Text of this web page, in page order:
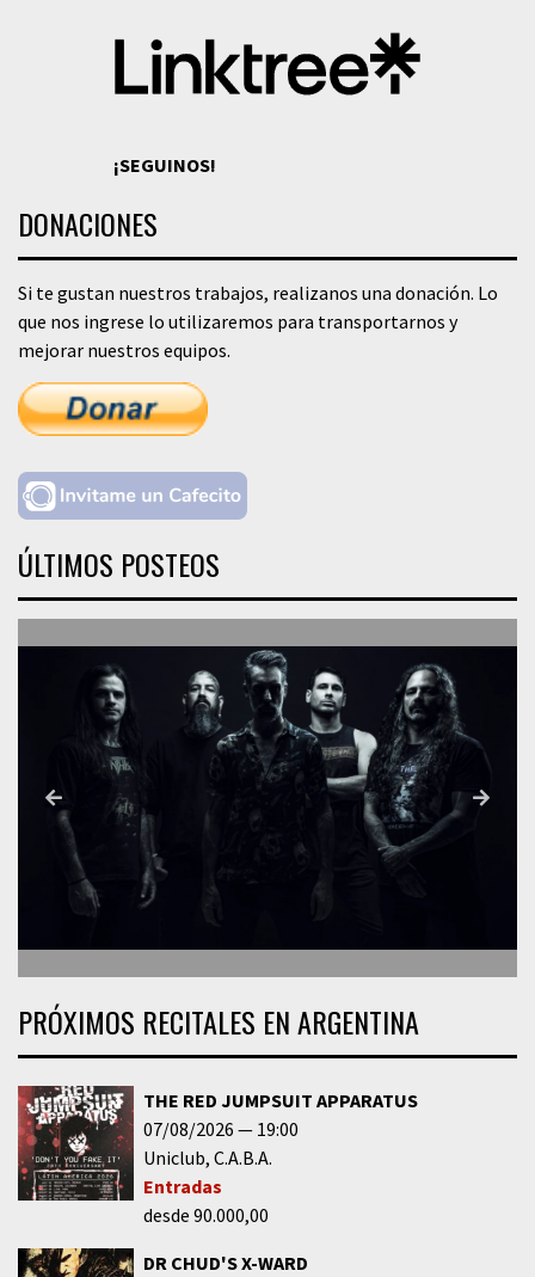
¡SEGUINOS!
DONACIONES
Si te gustan nuestros trabajos, realizanos una donación. Lo
que nos ingrese lo utilizaremos para transportarnos y
mejorar nuestros equipos.
ÚLTIMOS POSTEOS
PRÓXIMOS RECITALES EN ARGENTINA
THE RED JUMPSUIT APPARATUS
07/08/2026
19:00
Uniclub C.A.B.A.
Entradas
desde 90.000,00
DR CHUD'S X-WARD